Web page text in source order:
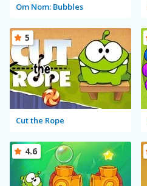
Om Nom: Bubbles
Cut the Rope
5
4.6